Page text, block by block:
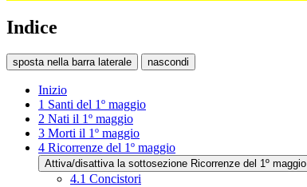
Indice
sposta nella barra laterale nascondi
Inizio
1 Santi del 1º maggio
2 Nati il 1º maggio
3 Morti il 1º maggio
4 Ricorrenze del 1º maggio
Attiva/disattiva la sottosezione Ricorrenze del 1º maggio
4.1 Concistori